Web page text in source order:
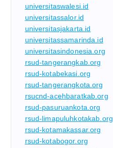
universitaswalesi.id
universitassalor.id
universitasjakarta.id
universitassamarinda.id
universitasindonesia.org
rsud-tangerangkab.org
rsud-kotabekasi.org
rsud-tangerangkota.org
rsucnd-acehbaratkab.org
rsud-pasuruankota.org
rsud-limapuluhkotakab.org
rsud-kotamakassar.org
rsud-kotabogor.org